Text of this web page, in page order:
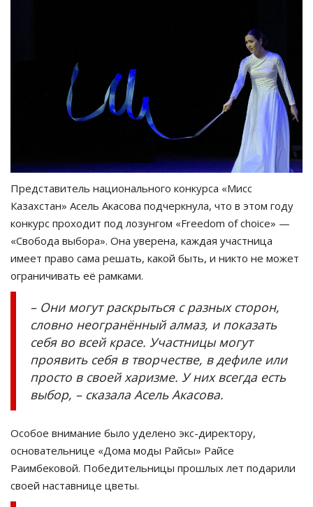
Представитель национального конкурса «Мисс
Казахстан» Асель Акасова подчеркнула, что в этом году
конкурс проходит под лозунгом «Freedom of choice» —
«Свобода выбора». Она уверена, каждая участница
имеет право сама решать, какой быть, и никто не может
ограничивать её рамками.
– Они могут раскрыться с разных сторон,
словно неогранённый алмаз, и показать
себя во всей красе. Участницы могут
проявить себя в творчестве, в дефиле или
просто в своей харизме. У них всегда есть
выбор, – сказала Асель Акасова.
Особое внимание было уделено экс-директору,
основательнице «Дома моды Райсы» Райсе
Раимбековой. Победительницы прошлых лет подарили
своей наставнице цветы.